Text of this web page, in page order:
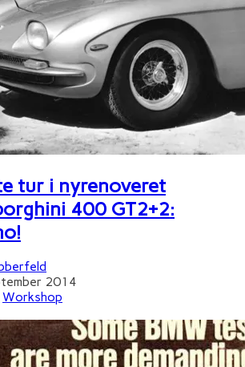
tur i nyrenoveret
400 GT2+2:
2014
Workshop